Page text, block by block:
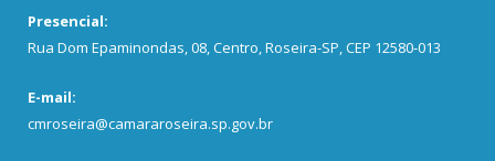
Presencial:
Rua Dom Epaminondas, 08, Centro, Roseira-SP, CEP 12580-013
E-mail:
cmroseira@camararoseira.sp.gov.br